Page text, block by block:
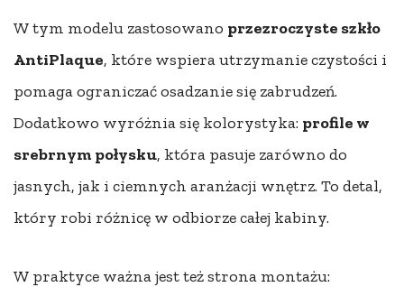
W tym modelu zastosowano przezroczyste szkło
AntiPlaque, które wspiera utrzymanie czystości i
pomaga ograniczać osadzanie się zabrudzeń.
Dodatkowo wyróżnia się kolorystyka: profile w
srebrnym połysku, która pasuje zarówno do
jasnych, jak i ciemnych aranżacji wnętrz. To detal,
który robi różnicę w odbiorze całej kabiny.
W praktyce ważna jest też strona montażu: